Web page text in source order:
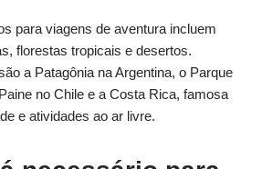
para viagens de aventura incluem
florestas tropicais e desertos.
a Patagônia na Argentina, o Parque
no Chile e a Costa Rica, famosa
e atividades ao ar livre.